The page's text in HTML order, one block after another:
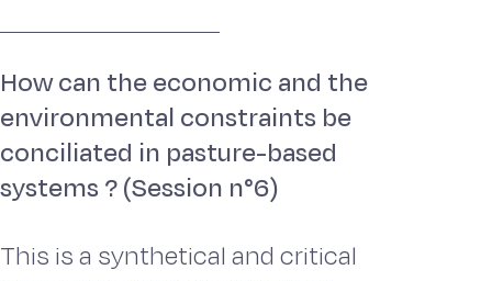
How can the economic and the
environmental constraints be
conciliated in pasture-based
systems ? (Session n°6)
This is a synthetical and critical